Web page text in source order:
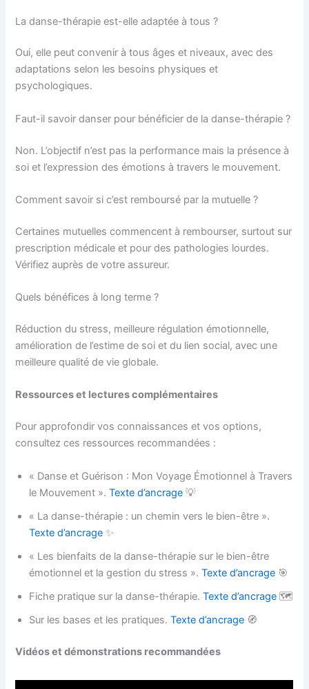
La danse-thérapie est-elle adaptée à tous ?
Oui, elle peut convenir à tous âges et niveaux, avec des
adaptations selon les besoins physiques et
psychologiques.
Faut-il savoir danser pour bénéficier de la danse-thérapie ?
Non. L’objectif n’est pas la performance mais la présence à
soi et l’expression des émotions à travers le mouvement.
Comment savoir si c’est remboursé par la mutuelle ?
Certaines mutuelles commencent à rembourser, surtout sur
prescription médicale et pour des pathologies lourdes.
Vérifiez auprès de votre assureur.
Quels bénéfices à long terme ?
Réduction du stress, meilleure régulation émotionnelle,
amélioration de l’estime de soi et du lien social, avec une
meilleure qualité de vie globale.
Ressources et lectures complémentaires
Pour approfondir vos connaissances et vos options,
consultez ces ressources recommandées :
« Danse et Guérison : Mon Voyage Émotionnel à Travers
le Mouvement ».Texte d’ancrage 💡
« La danse-thérapie : un chemin vers le bien-être ».
Texte d’ancrage ✨
« Les bienfaits de la danse-thérapie sur le bien-être
émotionnel et la gestion du stress ».Texte d’ancrage 🎯
Fiche pratique sur la danse-thérapie.Texte d’ancrage 🗺️
Sur les bases et les pratiques.Texte d’ancrage 🧭
Vidéos et démonstrations recommandées